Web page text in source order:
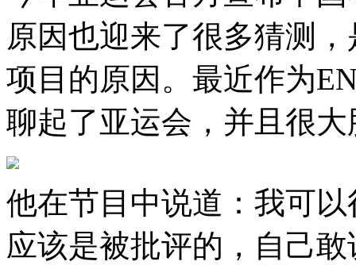
原因也迎来了很多猜测
项目的原因。最近作为
聊起了亚运会，并且很
他在节目中说道：我可
应该是被批评的，自己